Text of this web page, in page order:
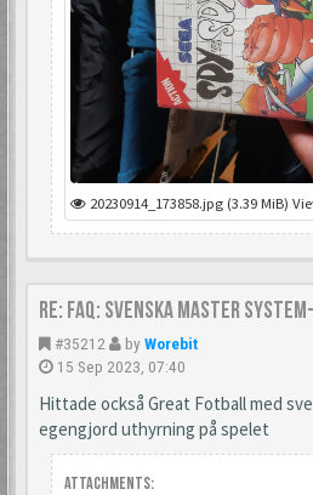
20230914_173858.jpg (3.39 MiB)
Re: FAQ: Svenska Master
#35212 by Worebit
15 Sep 2023, 07:40
Hittade också Great Fotball med
egengjord uthyrning på spelet
Attachments: